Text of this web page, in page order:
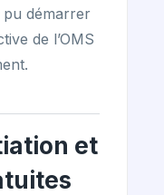
pu démarrer
de l’OMS
et